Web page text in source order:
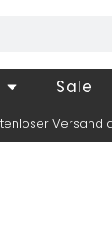
Sale
Versand